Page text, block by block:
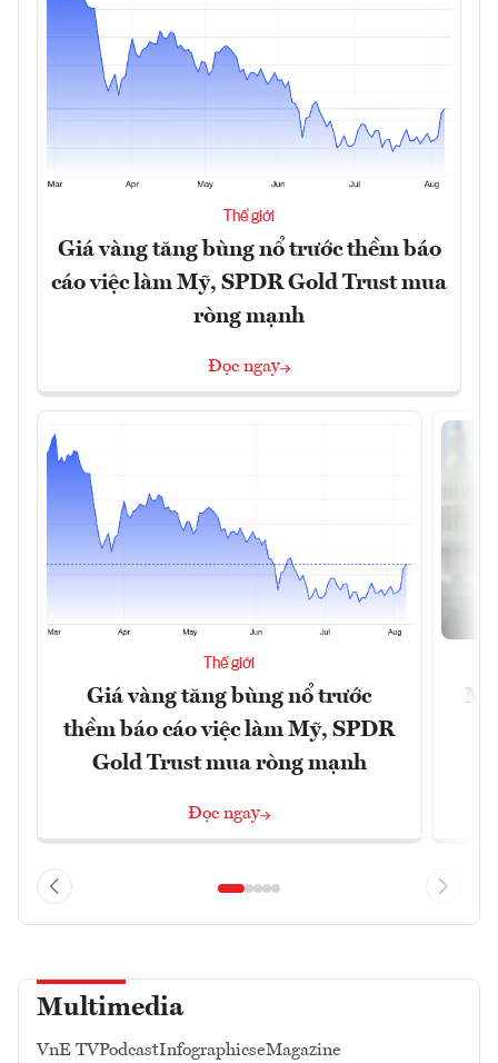
Thế giới
Giá vàng tăng bùng nổ trước thềm báo
cáo việc làm Mỹ, SPDR Gold Trust mua
ròng mạnh
Đọc ngay
Thế giới
Giá vàng tăng bùng nổ trước
thềm báo cáo việc làm Mỹ, SPDR
Gold Trust mua ròng mạnh
Đọc ngay
Multimedia
VnE TVPodcastInfographicseMagazine